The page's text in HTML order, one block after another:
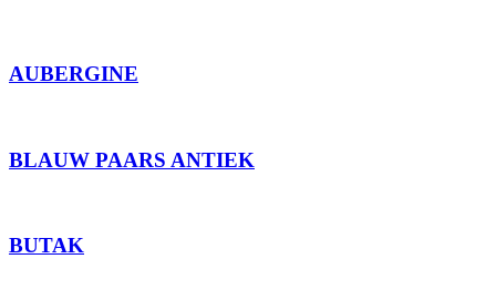
AUBERGINE
BLAUW PAARS ANTIEK
BUTAK